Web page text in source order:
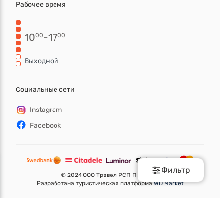
Фильтр
Рабочее время
1000-1700
Выходной
Социальные сети
Instagram
Facebook
© 2024 ООО Трэвел РСП ПЛЮС.
Разработана туристическая платформаWD Market